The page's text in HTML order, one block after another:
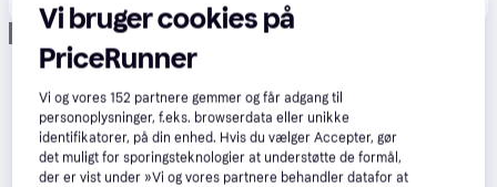
Annonce
Vi bruger cookies på
PriceRunner
Vi og vores152 partnere gemmer og får adgang til
personoplysninger, f.eks. browserdata eller unikke
identifikatorer, på din enhed. Hvis du vælger Accepter, gør
det muligt for sporingsteknologier at understøtte de formål,
der er vist under »Vi og vores partnere behandler datafor at